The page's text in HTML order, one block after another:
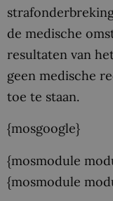
de medische
resultaten van
geen medische
toe te staan.
{mosgoogle}
{mosmodule
{mosmodule